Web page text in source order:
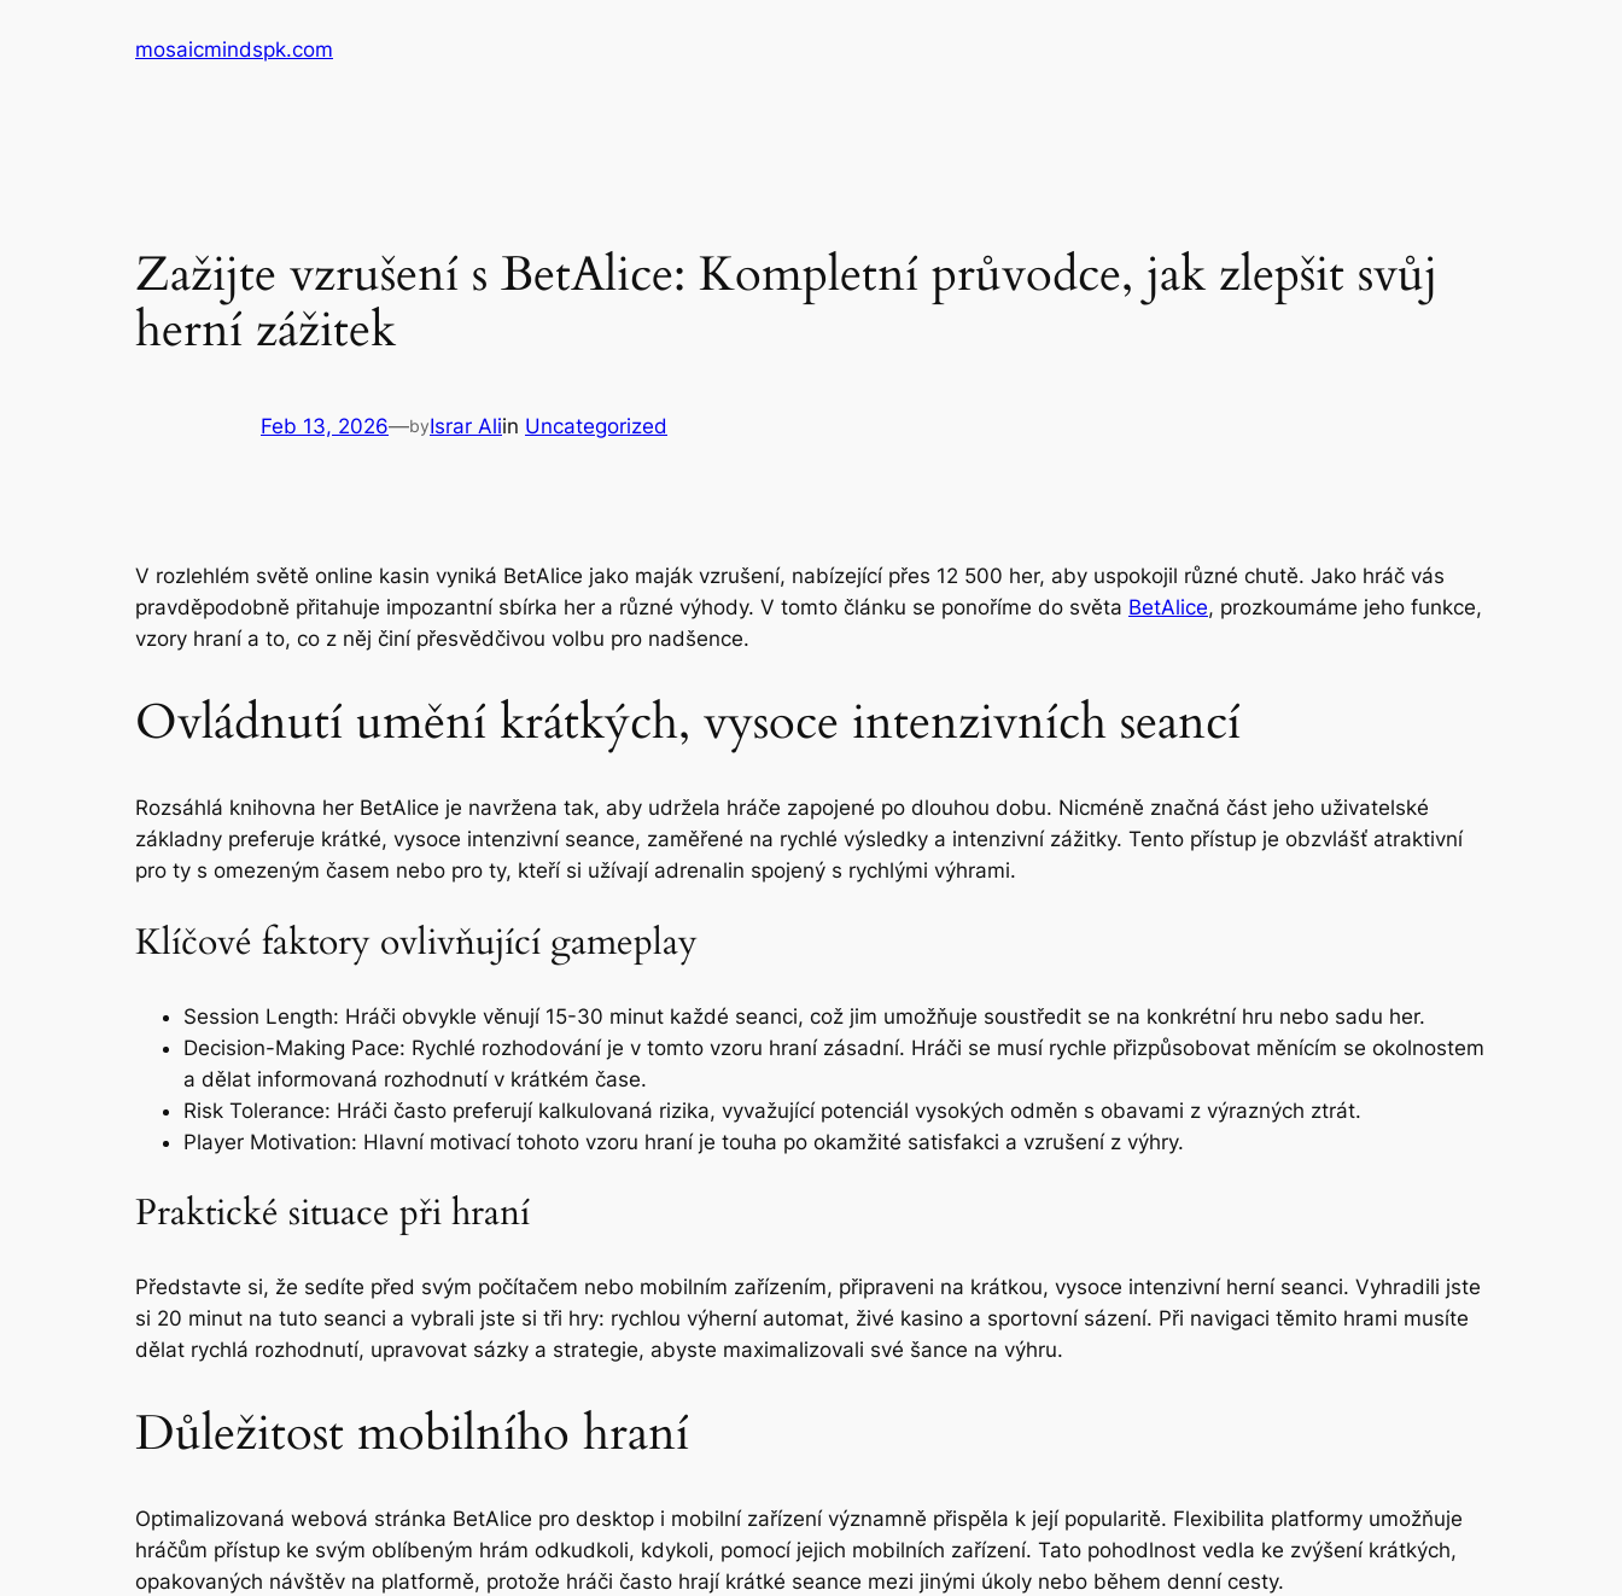
mosaicmindspk.com
Zažijte vzrušení s BetAlice: Kompletní průvodce, jak zlepšit svůj
herní zážitek
Feb 13, 2026—byIsrar Aliin Uncategorized
V rozlehlém světě online kasin vyniká BetAlice jako maják vzrušení, nabízející přes 12 500 her, aby uspokojil různé chutě. Jako hráč vás
pravděpodobně přitahuje impozantní sbírka her a různé výhody. V tomto článku se ponoříme do světa BetAlice, prozkoumáme jeho funkce,
vzory hraní a to, co z něj činí přesvědčivou volbu pro nadšence.
Ovládnutí umění krátkých, vysoce intenzivních seancí
Rozsáhlá knihovna her BetAlice je navržena tak, aby udržela hráče zapojené po dlouhou dobu. Nicméně značná část jeho uživatelské
základny preferuje krátké, vysoce intenzivní seance, zaměřené na rychlé výsledky a intenzivní zážitky. Tento přístup je obzvlášť atraktivní
pro ty s omezeným časem nebo pro ty, kteří si užívají adrenalin spojený s rychlými výhrami.
Klíčové faktory ovlivňující gameplay
Session Length: Hráči obvykle věnují 15-30 minut každé seanci, což jim umožňuje soustředit se na konkrétní hru nebo sadu her.
Decision-Making Pace: Rychlé rozhodování je v tomto vzoru hraní zásadní. Hráči se musí rychle přizpůsobovat měnícím se okolnostem
a dělat informovaná rozhodnutí v krátkém čase.
Risk Tolerance: Hráči často preferují kalkulovaná rizika, vyvažující potenciál vysokých odměn s obavami z výrazných ztrát.
Player Motivation: Hlavní motivací tohoto vzoru hraní je touha po okamžité satisfakci a vzrušení z výhry.
Praktické situace při hraní
Představte si, že sedíte před svým počítačem nebo mobilním zařízením, připraveni na krátkou, vysoce intenzivní herní seanci. Vyhradili jste
si 20 minut na tuto seanci a vybrali jste si tři hry: rychlou výherní automat, živé kasino a sportovní sázení. Při navigaci těmito hrami musíte
dělat rychlá rozhodnutí, upravovat sázky a strategie, abyste maximalizovali své šance na výhru.
Důležitost mobilního hraní
Optimalizovaná webová stránka BetAlice pro desktop i mobilní zařízení významně přispěla k její popularitě. Flexibilita platformy umožňuje
hráčům přístup ke svým oblíbeným hrám odkudkoli, kdykoli, pomocí jejich mobilních zařízení. Tato pohodlnost vedla ke zvýšení krátkých,
opakovaných návštěv na platformě, protože hráči často hrají krátké seance mezi jinými úkoly nebo během denní cesty.